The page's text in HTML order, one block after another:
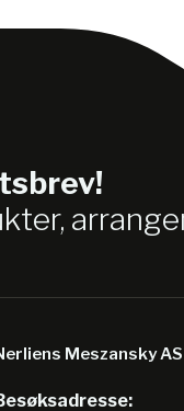
Meszansky AS